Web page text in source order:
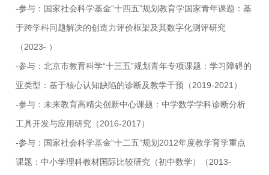
-参与：国家社会科学基金“十四五”规划教育学国家青年课题：基
于跨学科问题解决的创造力评价框架及其数字化测评研究
（2023- ）
-参与：北京市教育科学“十三五”规划青年专项课题：学习障碍的
亚类型：基于核心认知缺陷的诊断及教学干预（2019-2021）
-​参与：未来教育高精尖创新中心课题：中学数学学科诊断分析
工具开发与应用研究（2016-2017）
-参与：国家社会科学基金“十二五”规划2012年度教学育学重点
课题：中小学理科教材国际比较研究（初中数学）（2013-